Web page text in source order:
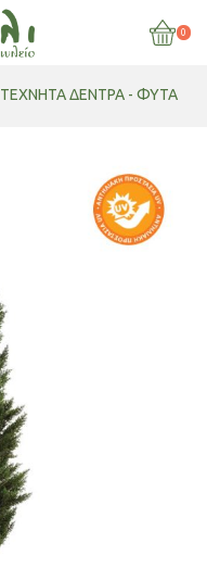
0
ΤΕΧΝΗΤΆ ΔΈΝΤΡΑ - ΦΥΤΆ